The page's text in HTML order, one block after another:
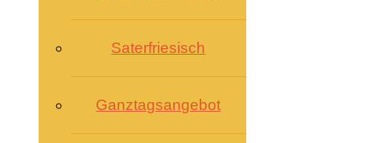
Saterfriesisch
Ganztagsangebot